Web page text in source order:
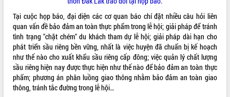
Diễn đàn Kinh tế tư nhân Việt Nam đột
phá cơ chế - Hợp tác công tư
Đề án 06 tạo bước ngoặt đột phá trong
cải cách hành chính tỉnh Đắk Lắk
Kết nối tour, đẩy mạnh chuyển đổi số
để phát triển du lịch Đắk Lắk
Khởi động Dự án Đầu tư xây dựng hạ
tầng kỹ thuật Cụm công nghiệp Tân
Tiến
Tại cuộc họp báo, đại diện các cơ quan báo chí đặt nhiều câu hỏi liên
quan vấn đề bảo đảm an toàn thực phẩm trong lễ hội; giải pháp để tránh
tình trạng "chặt chém" du khách tham dự lễ hội; giải pháp dài hạn cho
phát triển sầu riêng bền vững, nhất là việc huyện đã chuẩn bị kế hoạch
như thế nào cho xuất khẩu sầu riêng cấp đông; việc quản lý chất lượng
sầu riêng hiện nay được thực hiện như thế nào để bảo đảm an toàn thực
phẩm; phương án phân luồng giao thông nhằm bảo đảm an toàn giao
thông, tránh tắc đường trong lễ hội…